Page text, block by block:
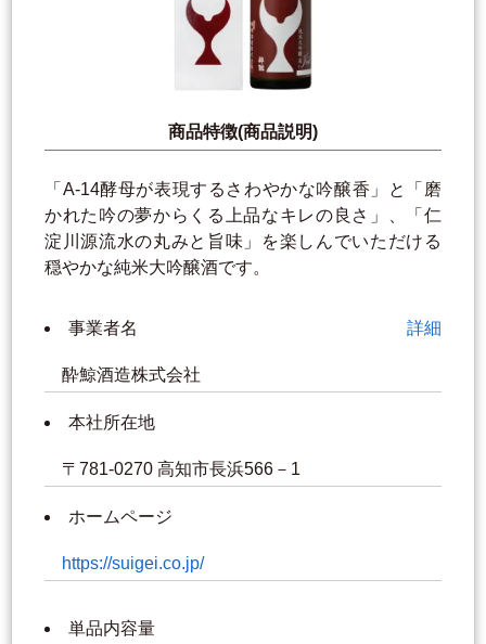
商品特徴(商品説明)
「A-14酵母が表現するさわやかな吟醸香」と「磨
かれた吟の夢からくる上品なキレの良さ」、「仁
淀川源流水の丸みと旨味」を楽しんでいただける
穏やかな純米大吟醸酒です。
事業者名 詳細
酔鯨酒造株式会社
本社所在地
〒781-0270 高知市長浜566－1
ホームページ
https://suigei.co.jp/
単品内容量